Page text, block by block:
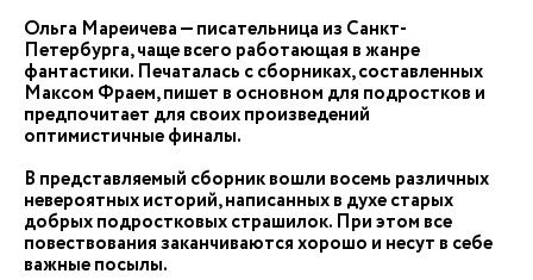
Ольга Мареичева — писательница из Санкт-
Петербурга, чаще всего работающая в жанре
фантастики. Печаталась с сборниках, составленных
Максом Фраем, пишет в основном для подростков и
предпочитает для своих произведений
оптимистичные финалы.
В представляемый сборник вошли восемь различных
невероятных историй, написанных в духе старых
добрых подростковых страшилок. При этом все
повествования заканчиваются хорошо и несут в себе
важные посылы.